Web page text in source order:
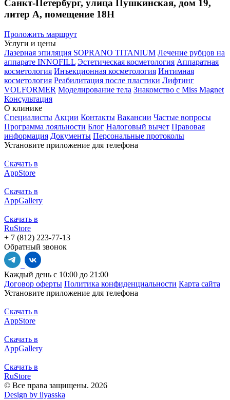
Санкт-Петербург, улица Пушкинская, дом 19,
литер А, помещение 18Н
Проложить маршрут
Услуги и цены
Лазерная эпиляция SOPRANO TITANIUM Лечение рубцов на
аппарате INNOFILL Эстетическая косметология Аппаратная
косметология Инъекционная косметология Интимная
косметология Реабилитация после пластики Лифтинг
VOLFORMER Моделирование тела Знакомство с Miss Magnet
Консультация
О клинике
Специалисты Акции Контакты Вакансии Частые вопросы
Программа лояльности Блог Налоговый вычет Правовая
информация Документы Персональные протоколы
Установите приложение для телефона
Скачать в
AppStore
Скачать в
AppGallery
Скачать в
RuStore
+ 7 (812) 223-77-13
Обратный звонок
Каждый день с 10:00 до 21:00
Договор оферты Политика конфиденциальности Карта сайта
Установите приложение для телефона
Скачать в
AppStore
Скачать в
AppGallery
Скачать в
RuStore
© Все права защищены. 2026
Design by ilyasska